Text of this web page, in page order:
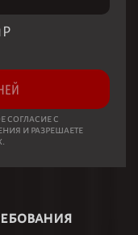
Р
согласие с
и разрешаете